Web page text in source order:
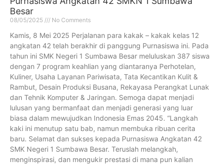
Besar
08/05/2025 No Comments
Kamis, 8 Mei 2025 Perjalanan para kakak – kakak kelas 12
angkatan 42 telah berakhir di panggung Purnasiswa ini. Pada
tahun ini SMK Negeri 1 Sumbawa Besar meluluskan 387 siswa
dengan 7 program keahlian yang diantaranya Perhotelan,
Kuliner, Usaha Layanan Pariwisata, Tata Kecantikan Kulit &
Rambut, Desain Produksi Busana, Rekayasa Perangkat Lunak
dan Tehnik Komputer & Jaringan. Semoga dapat menjadi
lulusan yang bermanfaat dan menjadi generasi yang luar
biasa dalam mewujudkan Indonesia Emas 2045. “Langkah
kaki ini menutup satu bab, namun membuka ribuan cerita
baru. Selamat dan sukses kepada Purnasiswa Angkatan 42
SMK Negeri 1 Sumbawa Besar. Teruslah melangkah,
menginspirasi, dan mengukir prestasi di mana pun kalian